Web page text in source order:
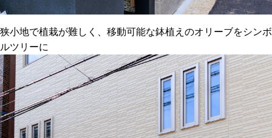
狭小地で植栽が難しく、移動可能な鉢植えのオリーブをシンボ
ルツリーに